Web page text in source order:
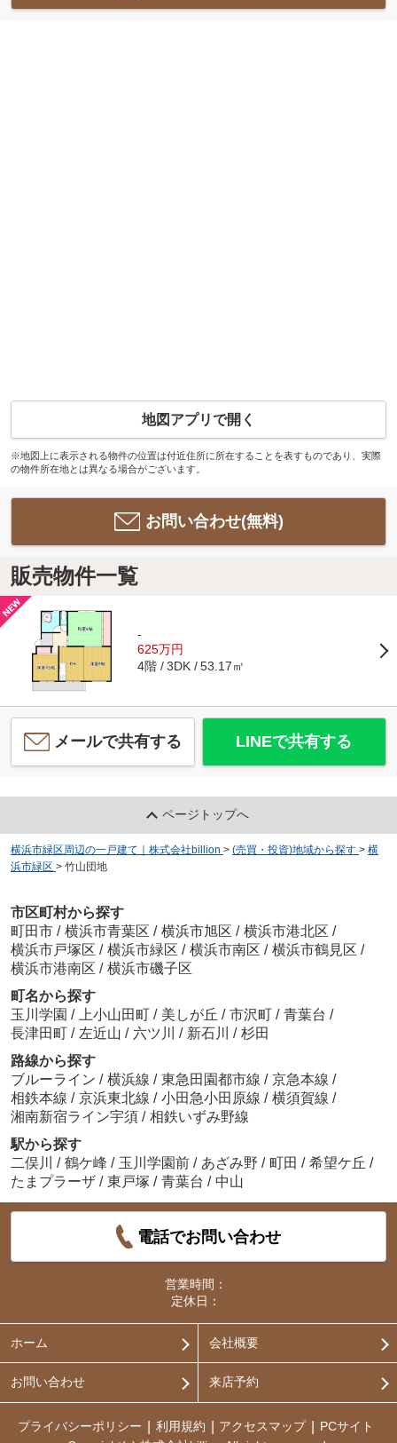
地図アプリで開く
※地図上に表示される物件の位置は付近住所に所在することを表すものであり、実際
の物件所在地とは異なる場合がございます。
お問い合わせ(無料)
販売物件一覧
-
625万円
4階 3DK 53.17㎡
メールで共有する LINEで共有する
ページトップへ
横浜市緑区周辺の一戸建て｜株式会社billion > (売買・投資)地域から探す > 横
浜市緑区 > 竹山団地
市区町村から探す
町田市 / 横浜市青葉区 / 横浜市旭区 / 横浜市港北区 /
横浜市戸塚区 / 横浜市緑区 / 横浜市南区 / 横浜市鶴見区 /
横浜市港南区 / 横浜市磯子区
町名から探す
玉川学園 / 上小山田町 / 美しが丘 / 市沢町 / 青葉台 /
長津田町 / 左近山 / 六ツ川 / 新石川 / 杉田
路線から探す
ブルーライン / 横浜線 / 東急田園都市線 / 京急本線 /
相鉄本線 / 京浜東北線 / 小田急小田原線 / 横須賀線 /
湘南新宿ライン宇須 / 相鉄いずみ野線
駅から探す
二俣川
/ 鶴ケ峰 / 玉川学園前 / あざみ野 / 町田 / 希望ケ丘 /
たまプラーザ / 東戸塚 / 青葉台 / 中山
電話でお問い合わせ
営業時間：
定休日：
ホーム 会社概要
お問い合わせ 来店予約
プライバシーポリシー 利用規約 アクセスマップ
PCサイト